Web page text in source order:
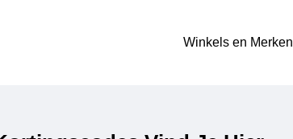
Winkels en Merken